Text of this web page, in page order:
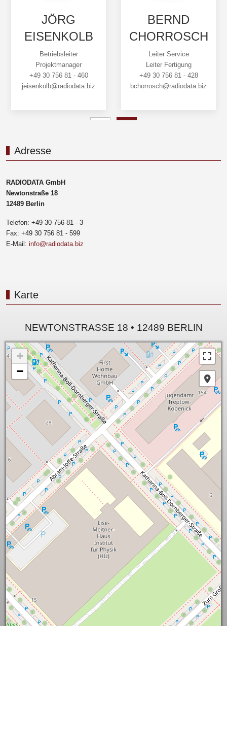
JÖRG
EISENKOLB
Betriebsleiter
Projektmanager
+49 30 756 81 - 460
jeisenkolb@radiodata.biz
BERND
CHORROSCH
Leiter Service
Leiter Fertigung
+49 30 756 81 - 428
bchorrosch@radiodata.biz
Adresse
RADIODATA GmbH
Newtonstraße 18
12489 Berlin
Telefon: +49 30 756 81 - 3
Fax: +49 30 756 81 - 599
E-Mail: info@radiodata.biz
Karte
NEWTONSTRASSE 18 • 12489 BERLIN
+
−